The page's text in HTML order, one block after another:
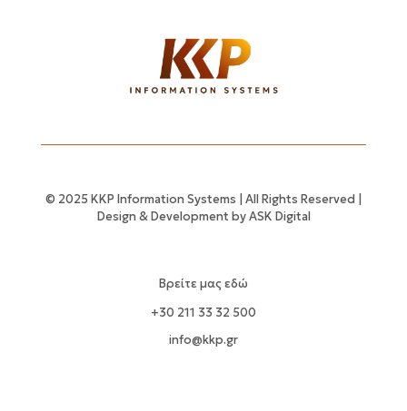
© 2025 KKP Information Systems | All Rights Reserved |
Design & Development byASK Digital
Βρείτε μας εδώ
+30 211 33 32 500
info@kkp.gr